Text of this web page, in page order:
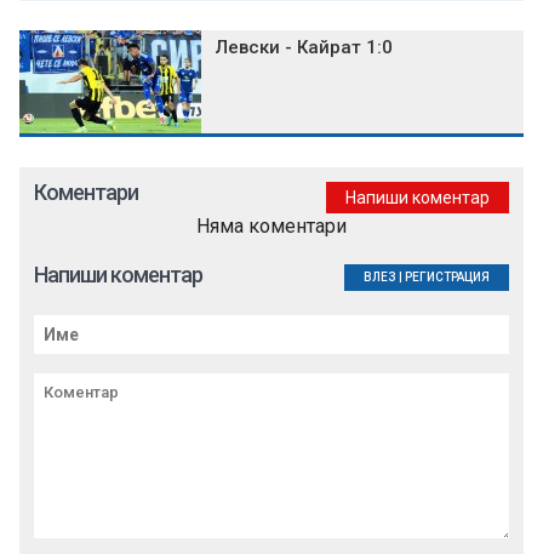
Левски - Кайрат 1:0
Коментари Напиши коментар
Няма коментари
Напиши коментар ВЛЕЗ РЕГИСТРАЦИЯ